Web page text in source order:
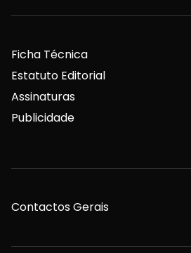
Ficha Técnica
Estatuto Editorial
Assinaturas
Publicidade
Contactos Gerais